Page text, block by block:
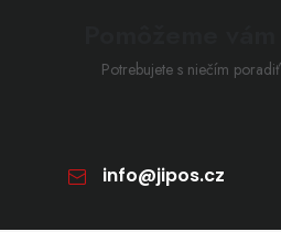
Potrebujete s niečím
info@jipos.cz